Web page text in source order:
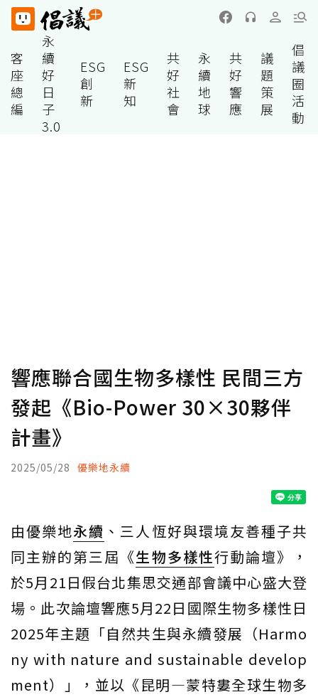
客
座
總
編
永
續
好
日
子
3.0
ESG
創
新
ESG
新
知
共
好
社
會
永
續
地
球
共
好
響
應
議
題
策
展
倡
議
圈
活
動
響應聯合國生物多樣性 民間三方
發起《Bio-Power 30×30夥伴
計畫》
2025/05/28 優樂地永續
由優樂地永續 、三人恆好與環境友善種子共
同主辦的第三屆《生物多樣性行動論壇》，
於5月21日假台北集思交通部會議中心盛大登
場。此次論壇響應5月22日國際生物多樣性日
2025年主題「自然共生與永續發展（Harmo
ny with nature and sustainable develop
ment）」，並以《昆明—蒙特婁全球生物多